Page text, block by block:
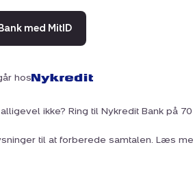
med MitID
hos
ikke? Ring til Nykredit Bank på
til at forberede samtalen. Læs